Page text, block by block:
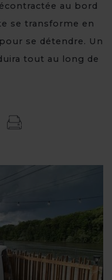
au bord
se transforme en
se détendre. Un
tout au long de